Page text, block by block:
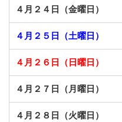
４月２４日（金曜日）
４月２５日（土曜日）
４月２６日（日曜日）
４月２７日（月曜日）
４月２８日（火曜日）